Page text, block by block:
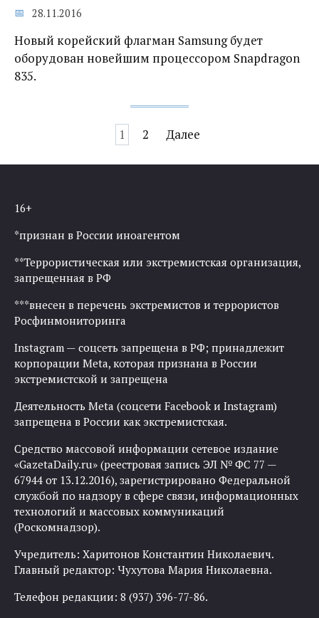
28.11.2016
Новый корейский флагман Samsung будет
оборудован новейшим процессором Snapdragon
835.
записям
1 2 Далее
16+
*признан в России иноагентом
**Террористическая или экстремистская организация,
запрещенная в РФ
***внесен в перечень экстремистов и террористов
Росфинмониторинга
Instagram — соцсеть запрещена в РФ; принадлежит
корпорации Meta, которая признана в России
экстремистской и запрещена
Деятельность Meta (соцсети Facebook и Instagram)
запрещена в России как экстремистская.
Средство массовой информации сетевое издание
«GazetaDaily.ru» (реестровая запись ЭЛ № ФС 77 —
67944 от 13.12.2016), зарегистрировано Федеральной
службой по надзору в сфере связи, информационных
технологий и массовых коммуникаций
(Роскомнадзор).
Учредитель: Харитонов Константин Николаевич.
Главный редактор: Чухутова Мария Николаевна.
Телефон редакции: 8 (937) 396-77-86.